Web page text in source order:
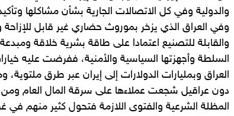
والدولية وفي كل الاتصالات الجارية بشأن مشاكلها
وفي العراق الذي يزخر بموروث حضاري غير قابل للإزاحة
والقابلة للتصنيع اعتمادا على طاقة بشرية خلاقة
السلطة وأجهزتها السياسية والأمنية، ففرضت عليه
العراق وبمليارات الدولارات إلى إيران عبر طرق
دون عراقيل شجعت عملاءها على سرقة المال العام
المظلة الشرعية والفتوى اللازمة فتحول كثير منهم